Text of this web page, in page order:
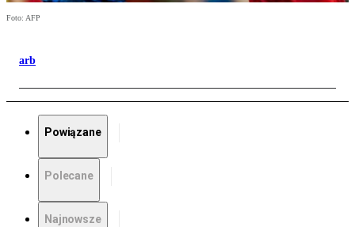
Foto: AFP
arb
Powiązane
Polecane
Najnowsze